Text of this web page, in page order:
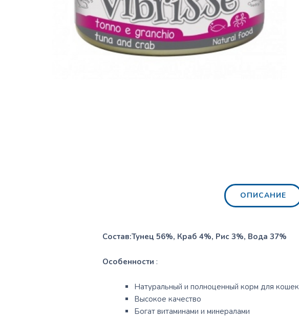
ОПИСАНИЕ
Состав:Тунец 56%, Краб 4%, Рис 3%, Вода 37%
Особенности :
Натуральный и полноценный корм для кошек
Высокое качество
Богат витаминами и минералами